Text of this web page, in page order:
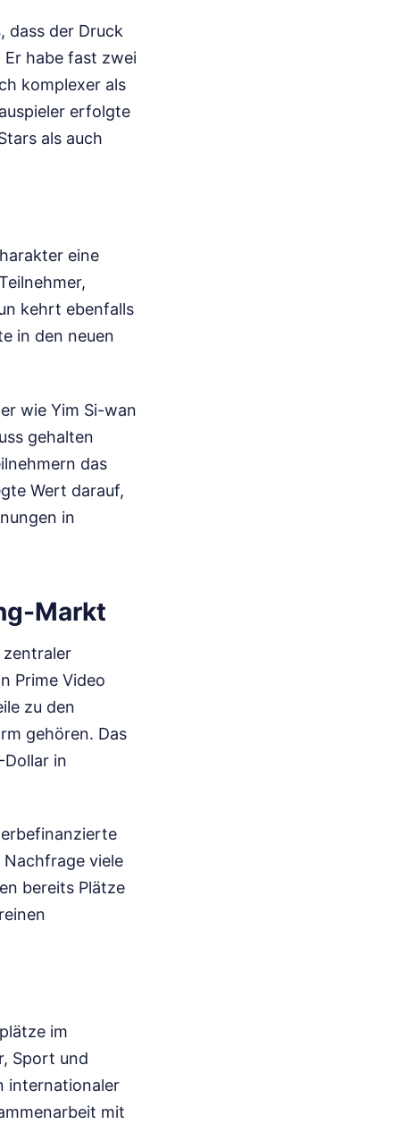
, dass der Druck
habe fast zwei
komplexer als
erfolgte
als auch
eine
kehrt ebenfalls
in den neuen
wie Yim Si-wan
gehalten
das
Wert darauf,
in
Markt
Prime Video
zu den
gehören. Das
in
viele
bereits Plätze
im
Sport und
internationaler
mit